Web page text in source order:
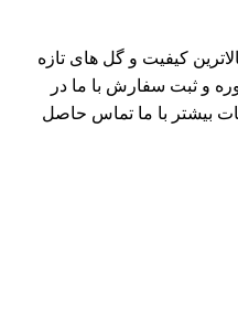
کیفیت و گل های تازه
و ثبت سفارش با ما در
بیشتر با ما تماس حاصل